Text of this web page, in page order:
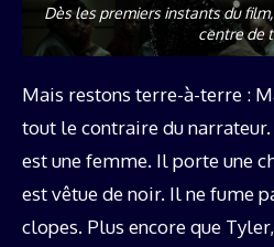
Dès les premiers instants du
centre de
Mais restons terre-à-terre :
tout le contraire du
est une femme. Il porte une
est vêtue de noir. Il ne fume
clopes. Plus encore que